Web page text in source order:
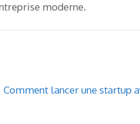
moderne.
Comment lancer une startup